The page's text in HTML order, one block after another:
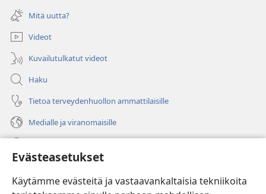
Evästeasetukset
Käytämme evästeitä ja vastaavankaltaisia tekniikoita
uuden
ikkunan)
Mitä uutta?
Videot
Kuvailutulkatut videot
Haku
Tietoa terveydenhuollon ammattilaisille
Medialle ja viranomaisille
(avaa
uuden